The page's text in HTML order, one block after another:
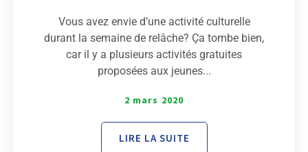
Vous avez envie d’une activité culturelle
durant la semaine de relâche? Ça tombe bien,
car il y a plusieurs activités gratuites
proposées aux jeunes...
2 mars 2020
LIRE LA SUITE